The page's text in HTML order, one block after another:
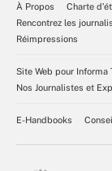
À Propos
Charte
Rencontrez les
Réimpressions
Site Web pour Informa
Nos Journalistes et
E-Handbooks